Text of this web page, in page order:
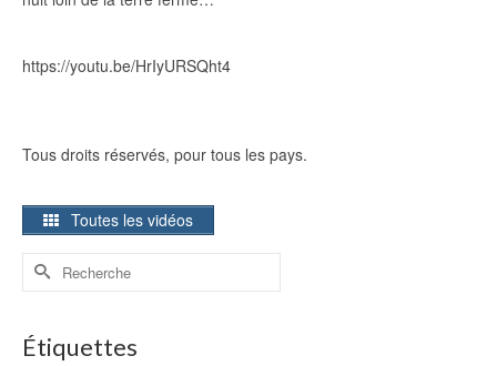
https://youtu.be/HrIyURSQht4
Tous droits réservés, pour tous les pays.
Toutes les vidéos
Rechercher :
Étiquettes